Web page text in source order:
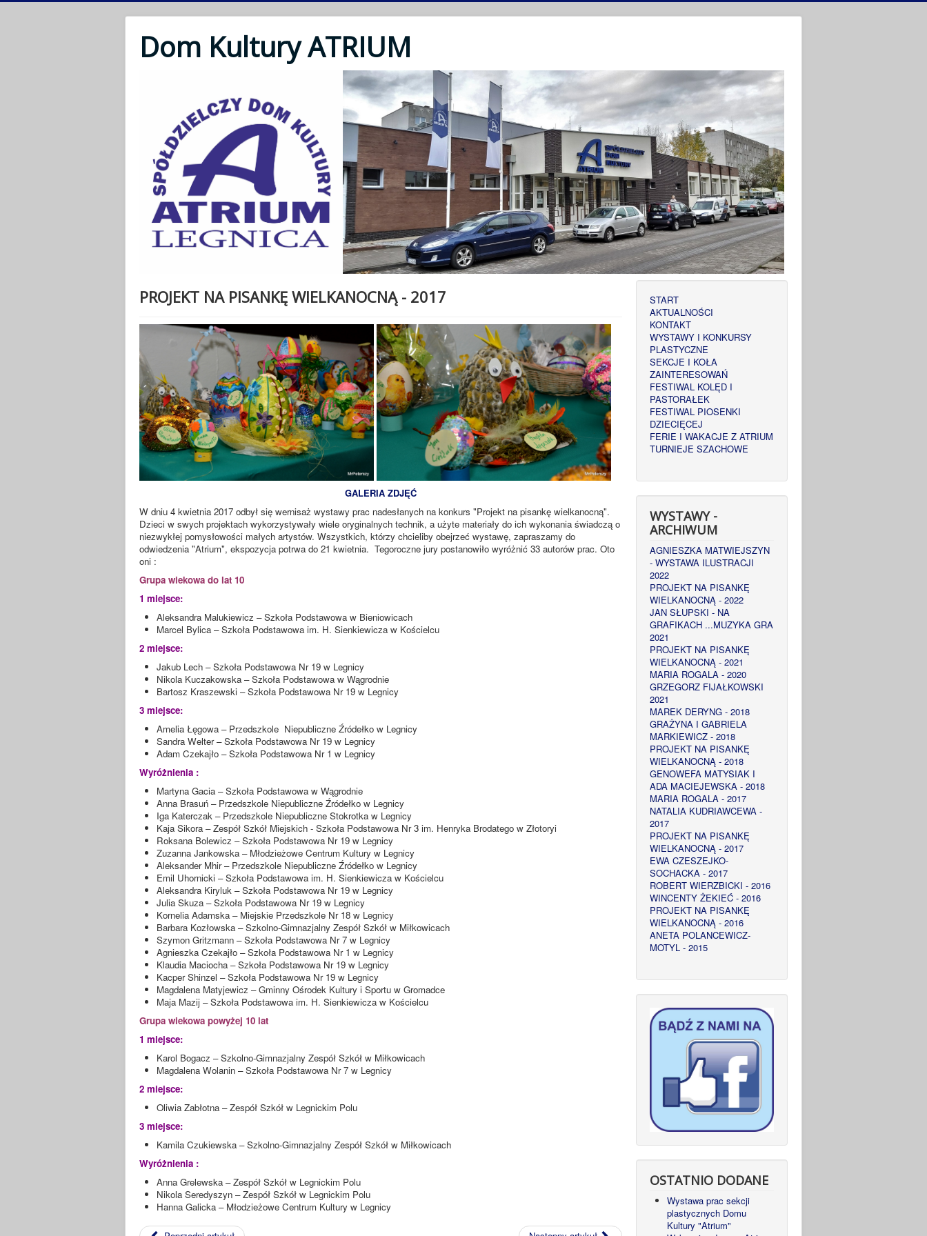
Dom Kultury ATRIUM
PROJEKT NA PISANKĘ WIELKANOCNĄ - 2017
GALERIA ZDJĘĆ
W dniu 4 kwietnia 2017 odbył się wernisaż wystawy prac nadesłanych na konkurs "Projekt na pisankę wielkanocną".
Dzieci w swych projektach wykorzystywały wiele oryginalnych technik, a użyte materiały do ich wykonania świadczą o
niezwykłej pomysłowości małych artystów. Wszystkich, którzy chcieliby obejrzeć wystawę, zapraszamy do
odwiedzenia "Atrium", ekspozycja potrwa do 21 kwietnia. Tegoroczne jury postanowiło wyróżnić 33 autorów prac. Oto
oni :
Grupa wiekowa do lat 10
1 miejsce:
Aleksandra Malukiewicz – Szkoła Podstawowa w Bieniowicach
Marcel Bylica – Szkoła Podstawowa im. H. Sienkiewicza w Kościelcu
2 miejsce:
Jakub Lech – Szkoła Podstawowa Nr 19 w Legnicy
Nikola Kuczakowska – Szkoła Podstawowa w Wągrodnie
Bartosz Kraszewski – Szkoła Podstawowa Nr 19 w Legnicy
3 miejsce:
Amelia Łęgowa – Przedszkole Niepubliczne Źródełko w Legnicy
Sandra Welter – Szkoła Podstawowa Nr 19 w Legnicy
Adam Czekajło – Szkoła Podstawowa Nr 1 w Legnicy
Wyróżnienia :
Martyna Gacia – Szkoła Podstawowa w Wągrodnie
Anna Brasuń – Przedszkole Niepubliczne Źródełko w Legnicy
Iga Katerczak – Przedszkole Niepubliczne Stokrotka w Legnicy
Kaja Sikora – Zespół Szkół Miejskich - Szkoła Podstawowa Nr 3 im. Henryka Brodatego w Złotoryi
Roksana Bolewicz – Szkoła Podstawowa Nr 19 w Legnicy
Zuzanna Jankowska – Młodzieżowe Centrum Kultury w Legnicy
Aleksander Mhir – Przedszkole Niepubliczne Źródełko w Legnicy
Emil Uhornicki – Szkoła Podstawowa im. H. Sienkiewicza w Kościelcu
Aleksandra Kiryluk – Szkoła Podstawowa Nr 19 w Legnicy
Julia Skuza – Szkoła Podstawowa Nr 19 w Legnicy
Kornelia Adamska – Miejskie Przedszkole Nr 18 w Legnicy
Barbara Kozłowska – Szkolno-Gimnazjalny Zespół Szkół w Miłkowicach
Szymon Gritzmann – Szkoła Podstawowa Nr 7 w Legnicy
Agnieszka Czekajło – Szkoła Podstawowa Nr 1 w Legnicy
Klaudia Maciocha – Szkoła Podstawowa Nr 19 w Legnicy
Kacper Shinzel – Szkoła Podstawowa Nr 19 w Legnicy
Magdalena Matyjewicz – Gminny Ośrodek Kultury i Sportu w Gromadce
Maja Mazij – Szkoła Podstawowa im. H. Sienkiewicza w Kościelcu
Grupa wiekowa powyżej 10 lat
1 miejsce:
Karol Bogacz – Szkolno-Gimnazjalny Zespół Szkół w Miłkowicach
Magdalena Wolanin – Szkoła Podstawowa Nr 7 w Legnicy
2 miejsce:
Oliwia Zabłotna – Zespół Szkół w Legnickim Polu
3 miejsce:
Kamila Czukiewska – Szkolno-Gimnazjalny Zespół Szkół w Miłkowicach
Wyróżnienia :
Anna Grelewska – Zespół Szkół w Legnickim Polu
Nikola Seredyszyn – Zespół Szkół w Legnickim Polu
Hanna Galicka – Młodzieżowe Centrum Kultury w Legnicy
START
AKTUALNOŚCI
KONTAKT
WYSTAWY I KONKURSY
PLASTYCZNE
SEKCJE I KOŁA
ZAINTERESOWAŃ
FESTIWAL KOLĘD I
PASTORAŁEK
FESTIWAL PIOSENKI
DZIECIĘCEJ
FERIE I WAKACJE Z ATRIUM
TURNIEJE SZACHOWE
WYSTAWY -
ARCHIWUM
AGNIESZKA MATWIEJSZYN
- WYSTAWA ILUSTRACJI
2022
PROJEKT NA PISANKĘ
WIELKANOCNĄ - 2022
JAN SŁUPSKI - NA
GRAFIKACH ...MUZYKA GRA
2021
PROJEKT NA PISANKĘ
WIELKANOCNĄ - 2021
MARIA ROGALA - 2020
GRZEGORZ FIJAŁKOWSKI
2021
MAREK DERYNG - 2018
GRAŻYNA I GABRIELA
MARKIEWICZ - 2018
PROJEKT NA PISANKĘ
WIELKANOCNĄ - 2018
GENOWEFA MATYSIAK I
ADA MACIEJEWSKA - 2018
MARIA ROGALA - 2017
NATALIA KUDRIAWCEWA -
2017
PROJEKT NA PISANKĘ
WIELKANOCNĄ - 2017
EWA CZESZEJKO-
SOCHACKA - 2017
ROBERT WIERZBICKI - 2016
WINCENTY ŻEKIEĆ - 2016
PROJEKT NA PISANKĘ
WIELKANOCNĄ - 2016
ANETA POLANCEWICZ-
MOTYL - 2015
OSTATNIO DODANE
Wystawa prac sekcji
plastycznych Domu
Kultury "Atrium"